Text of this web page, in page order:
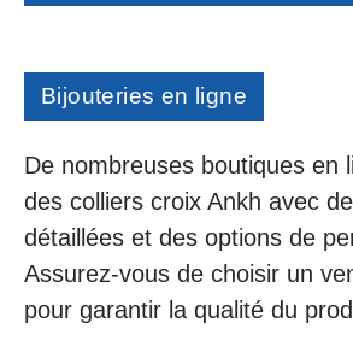
Bijouteries en ligne
De nombreuses boutiques en
des colliers croix Ankh avec
détaillées et des options de
Assurez-vous de choisir un
pour garantir la qualité du